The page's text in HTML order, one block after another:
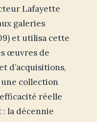
Lafayette
galeries
et utilisa cette
œuvres de
d’acquisitions,
collection
réelle
: la décennie